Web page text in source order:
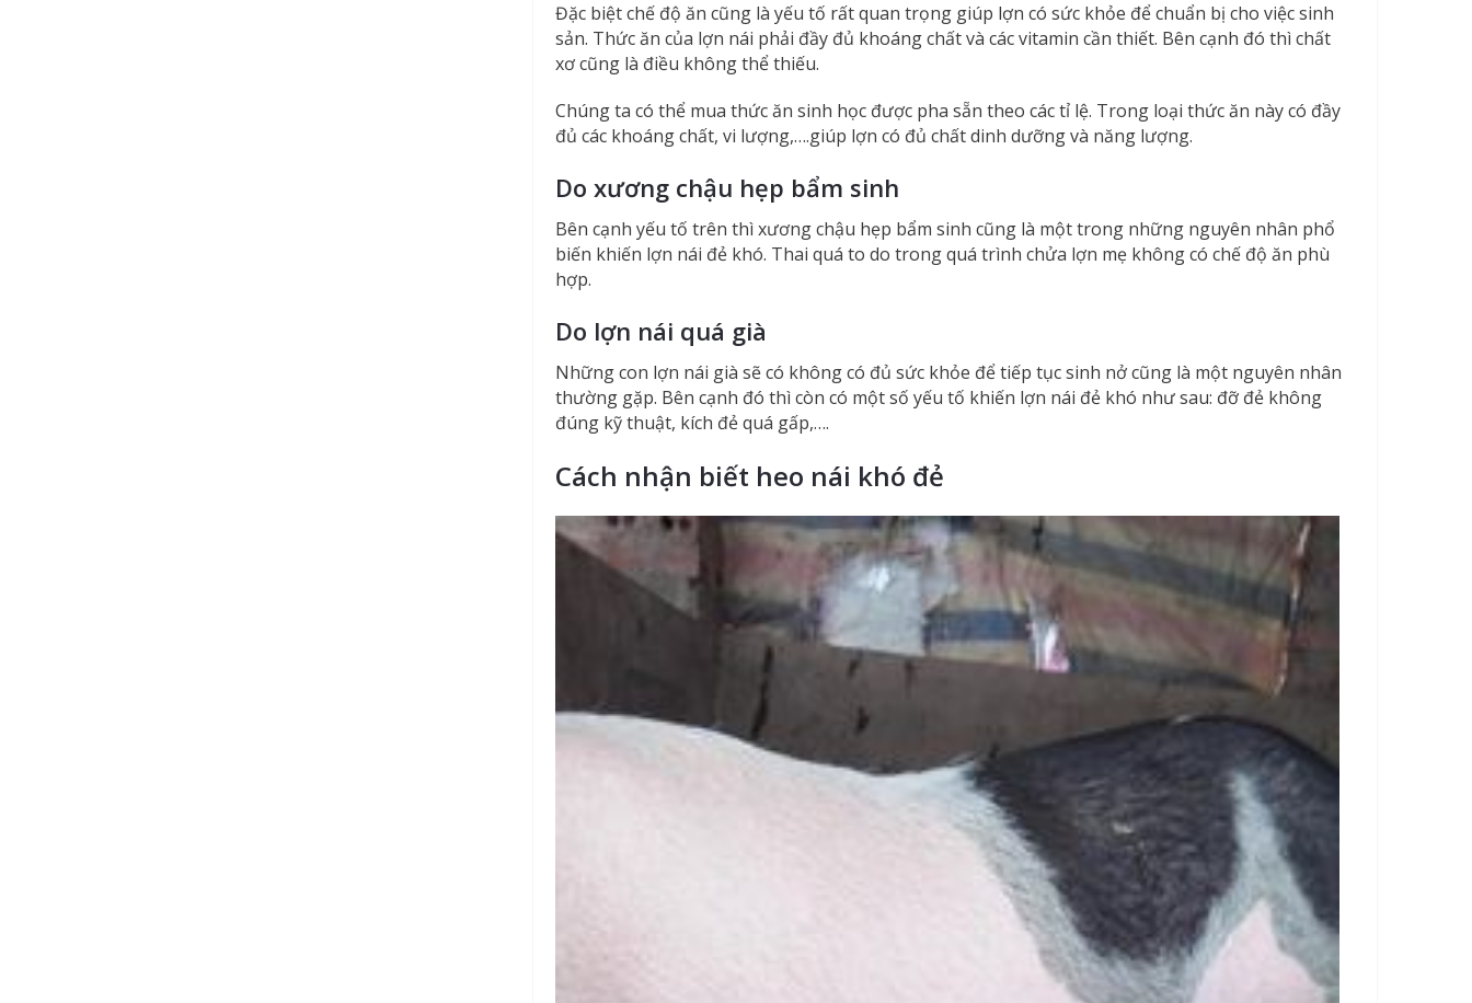
Đặc biệt chế độ ăn cũng là yếu tố rất quan trọng giúp lợn có sức khỏe để chuẩn bị cho việc sinh
sản. Thức ăn của lợn nái phải đầy đủ khoáng chất và các vitamin cần thiết. Bên cạnh đó thì chất
xơ cũng là điều không thể thiếu.
Chúng ta có thể mua thức ăn sinh học được pha sẵn theo các tỉ lệ. Trong loại thức ăn này có đầy
đủ các khoáng chất, vi lượng,….giúp lợn có đủ chất dinh dưỡng và năng lượng.
Do xương chậu hẹp bẩm sinh
Bên cạnh yếu tố trên thì xương chậu hẹp bẩm sinh cũng là một trong những nguyên nhân phổ
biến khiến lợn nái đẻ khó. Thai quá to do trong quá trình chửa lợn mẹ không có chế độ ăn phù
hợp.
Do lợn nái quá già
Những con lợn nái già sẽ có không có đủ sức khỏe để tiếp tục sinh nở cũng là một nguyên nhân
thường gặp. Bên cạnh đó thì còn có một số yếu tố khiến lợn nái đẻ khó như sau: đỡ đẻ không
đúng kỹ thuật, kích đẻ quá gấp,….
Cách nhận biết heo nái khó đẻ